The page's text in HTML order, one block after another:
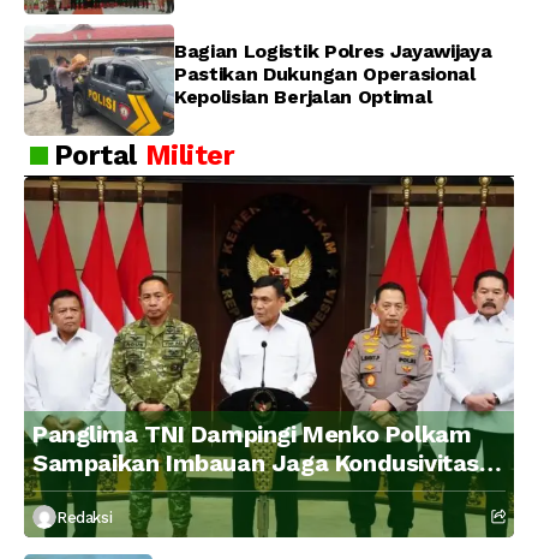
Bagian Logistik Polres Jayawijaya
Pastikan Dukungan Operasional
Kepolisian Berjalan Optimal
Portal Militer
Panglima TNI Dampingi Menko Polkam
Sampaikan Imbauan Jaga Kondusivitas
Bangsa
Redaksi